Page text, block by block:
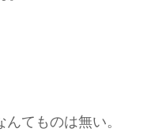
Sweet Protection
てものは無い。